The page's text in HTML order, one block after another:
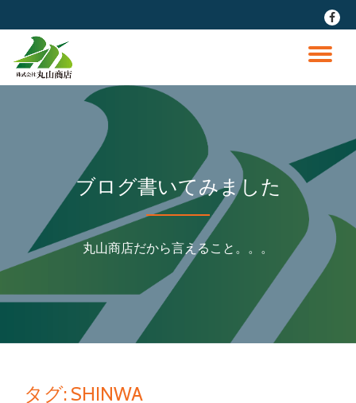
ン
fa-
ナ
ゲ
ー
シ
ョ
ブログ書いてみました
丸山商店だから言えること。。。
タグ: SHINWA